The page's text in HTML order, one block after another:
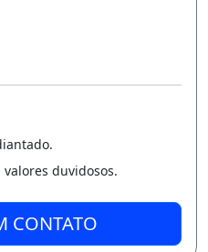
duvidosos.
CONTATO